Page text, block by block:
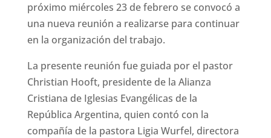
próximo miércoles 23 de febrero se convocó a
una nueva reunión a realizarse para continuar
en la organización del trabajo.
La presente reunión fue guiada por el pastor
Christian Hooft, presidente de la Alianza
Cristiana de Iglesias Evangélicas de la
República Argentina, quien contó con la
compañía de la pastora Ligia Wurfel, directora